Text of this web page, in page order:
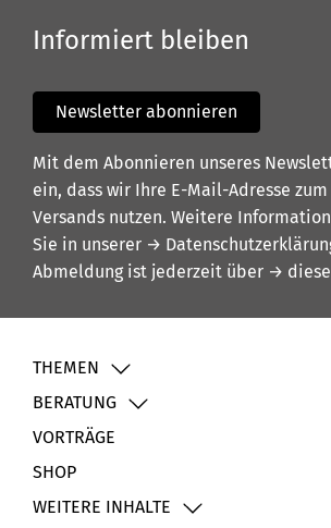
Informiert bleiben
Newsletter abonnieren
Mit dem Abonnieren unseres
ein, dass wir Ihre E-Mail-Adresse zum
Versands nutzen. Weitere
Sie in unserer →
Abmeldung ist jederzeit über →
THEMEN
BERATUNG
VORTRÄGE
SHOP
WEITERE INHALTE